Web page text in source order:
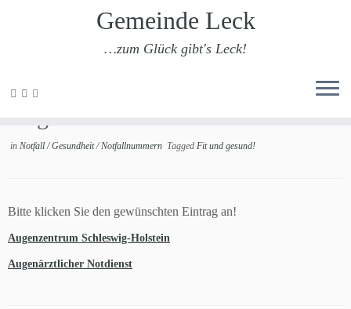
Zum
Gemeinde Leck
…zum Glück gibt's Leck!
in Notfall / Gesundheit/Notfallnummern Tagged Fit und gesund!
Bitte klicken Sie den gewünschten Eintrag an!
Augenzentrum Schleswig-Holstein
Augenärztlicher Notdienst